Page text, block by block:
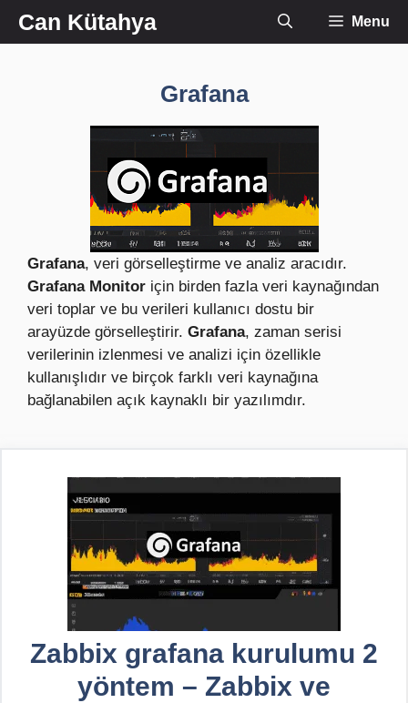
İçeriğe
atlaCan Kütahya Menu
Grafana
Grafana, veri görselleştirme ve analiz aracıdır.
Grafana Monitor için birden fazla veri kaynağından
veri toplar ve bu verileri kullanıcı dostu bir
arayüzde görselleştirir. Grafana, zaman serisi
verilerinin izlenmesi ve analizi için özellikle
kullanışlıdır ve birçok farklı veri kaynağına
bağlanabilen açık kaynaklı bir yazılımdır.
Zabbix grafana kurulumu 2
yöntem – Zabbix ve